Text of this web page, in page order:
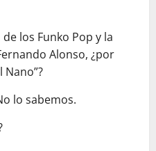
los Funko Pop y la
Alonso, ¿por
Nano”?
lo sabemos.